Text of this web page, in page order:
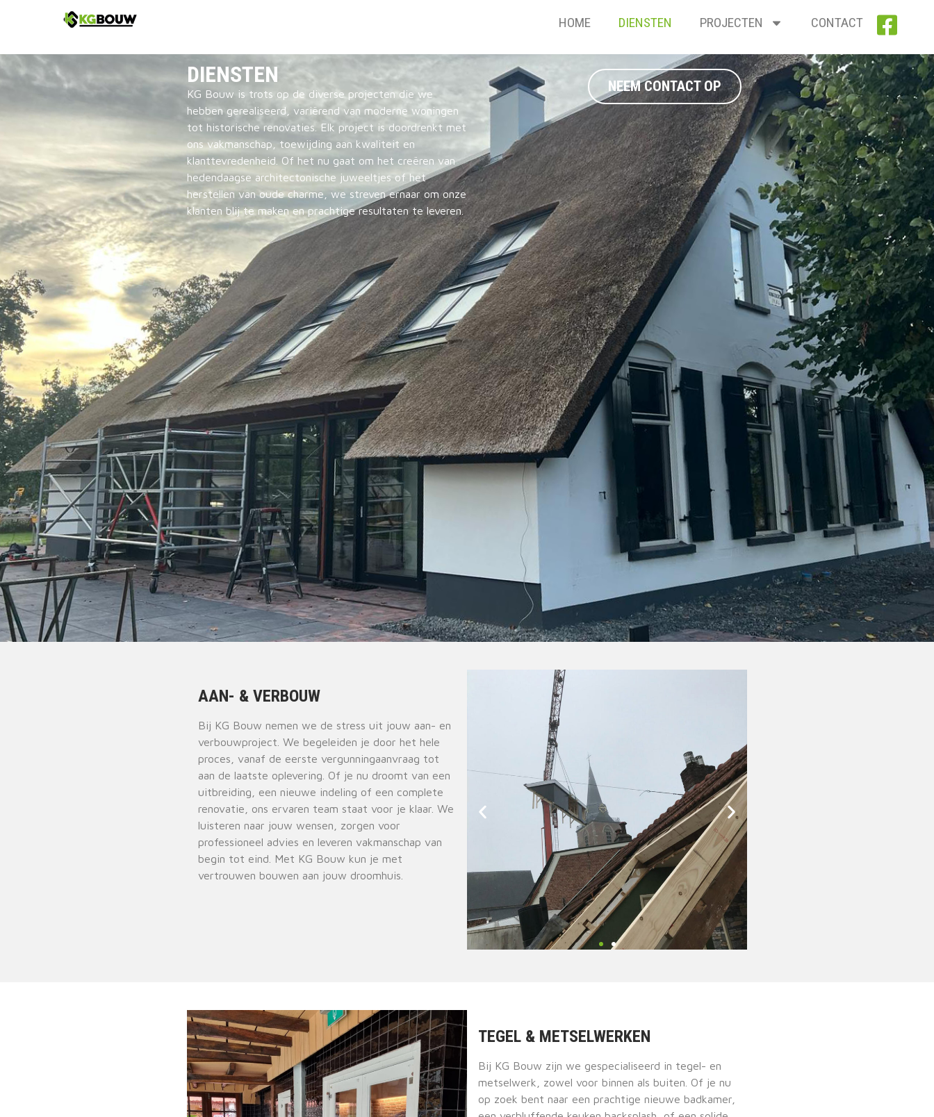
HOME DIENSTEN PROJECTEN CONTACT
DIENSTEN
KG Bouw is trots op de diverse projecten die we
hebben gerealiseerd, variërend van moderne woningen
tot historische renovaties. Elk project is doordrenkt met
ons vakmanschap, toewijding aan kwaliteit en
klanttevredenheid. Of het nu gaat om het creëren van
hedendaagse architectonische juweeltjes of het
herstellen van oude charme, we streven ernaar om onze
klanten blij te maken en prachtige resultaten te leveren.
NEEM CONTACT OP
AAN- & VERBOUW
Bij KG Bouw nemen we de stress uit jouw aan- en
verbouwproject. We begeleiden je door het hele
proces, vanaf de eerste vergunningaanvraag tot
aan de laatste oplevering. Of je nu droomt van een
uitbreiding, een nieuwe indeling of een complete
renovatie, ons ervaren team staat voor je klaar. We
luisteren naar jouw wensen, zorgen voor
professioneel advies en leveren vakmanschap van
begin tot eind. Met KG Bouw kun je met
vertrouwen bouwen aan jouw droomhuis.
TEGEL & METSELWERKEN
Bij KG Bouw zijn we gespecialiseerd in tegel- en
metselwerk, zowel voor binnen als buiten. Of je nu
op zoek bent naar een prachtige nieuwe badkamer,